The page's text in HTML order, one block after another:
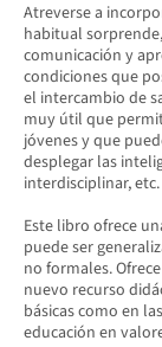
Atreverse a
habitual
comunicación y
condiciones que
el intercambio de
muy útil que
jóvenes y que
desplegar las
interdisciplinar, etc.
Este libro ofrece
puede ser
no formales.
nuevo recurso
básicas como en
educación en